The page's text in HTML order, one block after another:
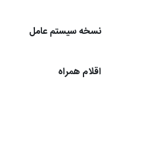
نسخه سیستم عامل
اقلام همراه